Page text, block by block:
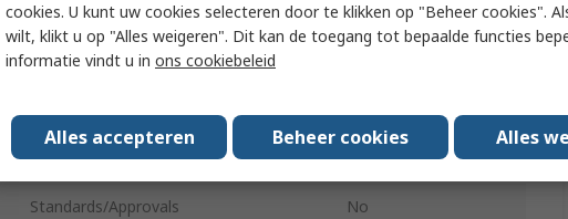
Colour
Sleeve Type
Sub Type Thermal Shirt
Material Polyester
Standards/Approvals No
cookies. U kunt uw cookies selecteren door te klikken op "Beheer cookies".
wilt, klikt u op "Alles weigeren". Dit kan de toegang tot bepaalde functies
informatie vindt u in ons cookiebeleid
Alles accepteren Beheer cookies Alles